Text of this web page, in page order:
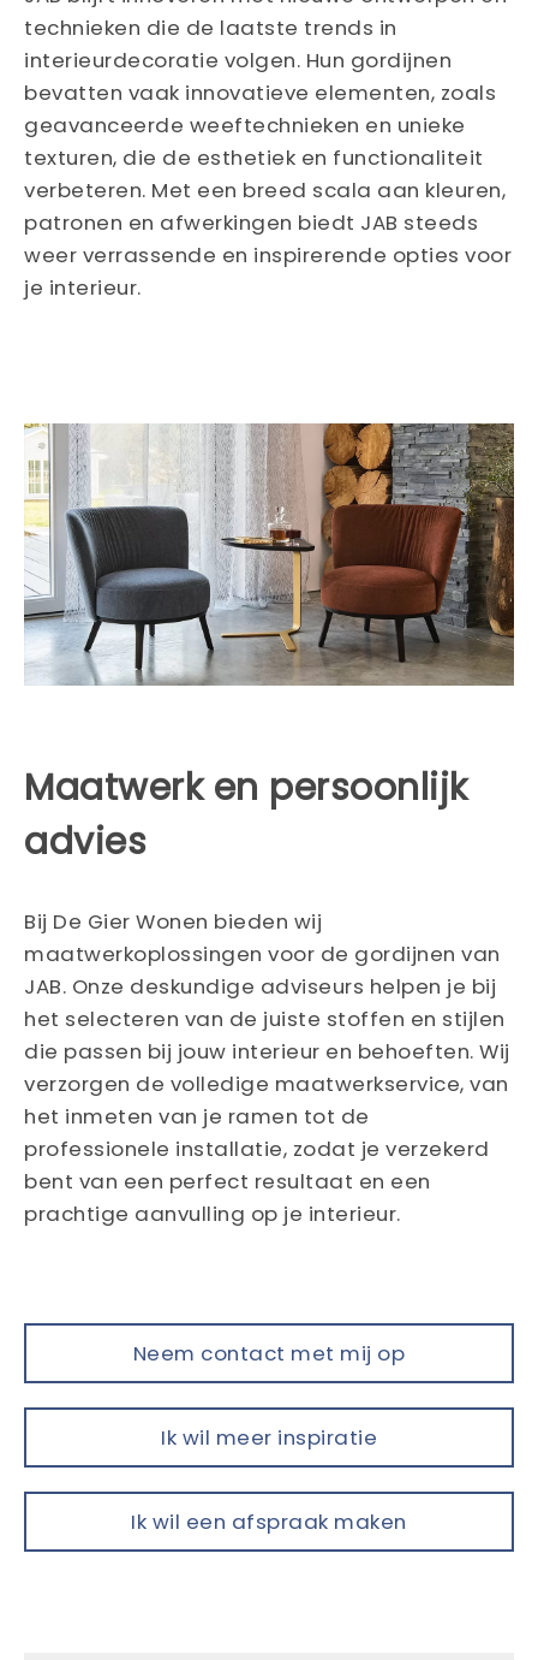
technieken die de laatste trends in
interieurdecoratie volgen. Hun gordijnen
bevatten vaak innovatieve elementen, zoals
geavanceerde weeftechnieken en unieke
texturen, die de esthetiek en functionaliteit
verbeteren. Met een breed scala aan kleuren,
patronen en afwerkingen biedt JAB steeds
weer verrassende en inspirerende opties voor
je interieur.
Maatwerk en persoonlijk
advies
Bij De Gier Wonen bieden wij
maatwerkoplossingen voor de gordijnen van
JAB. Onze deskundige adviseurs helpen je bij
het selecteren van de juiste stoffen en stijlen
die passen bij jouw interieur en behoeften. Wij
verzorgen de volledige maatwerkservice, van
het inmeten van je ramen tot de
professionele installatie, zodat je verzekerd
bent van een perfect resultaat en een
prachtige aanvulling op je interieur.
Neem contact met mij op
Ik wil meer inspiratie
Ik wil een afspraak maken